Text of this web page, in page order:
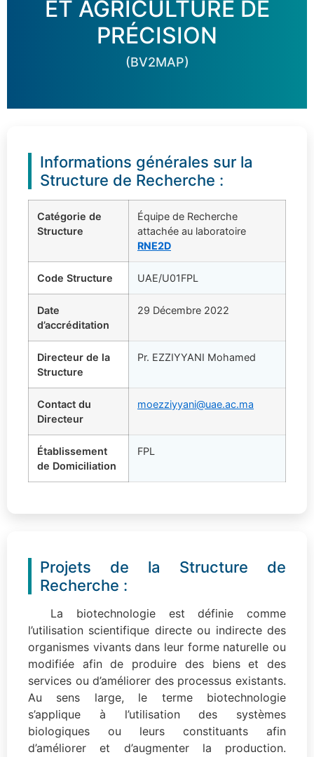
ET AGRICULTURE DE
PRÉCISION
(BV2MAP)
Informations générales sur la
Structure de Recherche :
Catégorie de
Structure
Équipe de Recherche
attachée au laboratoire
RNE2D
Code Structure UAE/U01FPL
Date
d’accréditation
29 Décembre 2022
Directeur de la
Structure
Pr. EZZIYYANI Mohamed
Contact du
Directeur
moezziyyani@uae.ac.ma
Établissement
de Domiciliation
FPL
Projets de la Structure de
Recherche :
La biotechnologie est définie comme
l’utilisation scientifique directe ou indirecte des
organismes vivants dans leur forme naturelle ou
modifiée afin de produire des biens et des
services ou d’améliorer des processus existants.
Au sens large, le terme biotechnologie
s’applique à l’utilisation des systèmes
biologiques ou leurs constituants afin
d’améliorer et d’augmenter la production.